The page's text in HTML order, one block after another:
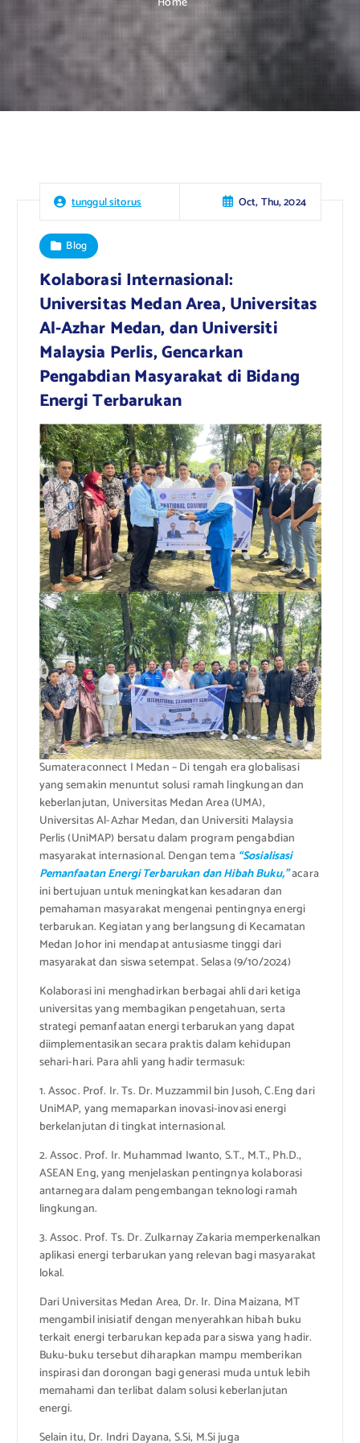
tunggul sitorus Oct, Thu, 2024
Blog
Kolaborasi Internasional:
Universitas Medan Area, Universitas
Al-Azhar Medan, dan Universiti
Malaysia Perlis, Gencarkan
Pengabdian Masyarakat di Bidang
Energi Terbarukan
Sumateraconnect I Medan – Di tengah era globalisasi
yang semakin menuntut solusi ramah lingkungan dan
keberlanjutan, Universitas Medan Area (UMA),
Universitas Al-Azhar Medan, dan Universiti Malaysia
Perlis (UniMAP) bersatu dalam program pengabdian
masyarakat internasional. Dengan tema“Sosialisasi
Pemanfaatan Energi Terbarukan dan Hibah Buku,”acara
ini bertujuan untuk meningkatkan kesadaran dan
pemahaman masyarakat mengenai pentingnya energi
terbarukan. Kegiatan yang berlangsung di Kecamatan
Medan Johor ini mendapat antusiasme tinggi dari
masyarakat dan siswa setempat. Selasa (9/10/2024)
Kolaborasi ini menghadirkan berbagai ahli dari ketiga
universitas yang membagikan pengetahuan, serta
strategi pemanfaatan energi terbarukan yang dapat
diimplementasikan secara praktis dalam kehidupan
sehari-hari. Para ahli yang hadir termasuk:
1. Assoc. Prof. Ir. Ts. Dr. Muzzammil bin Jusoh, C.Eng dari
UniMAP, yang memaparkan inovasi-inovasi energi
berkelanjutan di tingkat internasional.
2. Assoc. Prof. Ir. Muhammad Iwanto, S.T., M.T., Ph.D.,
ASEAN Eng, yang menjelaskan pentingnya kolaborasi
antarnegara dalam pengembangan teknologi ramah
lingkungan.
3. Assoc. Prof. Ts. Dr. Zulkarnay Zakaria memperkenalkan
aplikasi energi terbarukan yang relevan bagi masyarakat
lokal.
Dari Universitas Medan Area, Dr. Ir. Dina Maizana, MT
mengambil inisiatif dengan menyerahkan hibah buku
terkait energi terbarukan kepada para siswa yang hadir.
Buku-buku tersebut diharapkan mampu memberikan
inspirasi dan dorongan bagi generasi muda untuk lebih
memahami dan terlibat dalam solusi keberlanjutan
energi.
Selain itu, Dr. Indri Dayana, S.Si, M.Si juga